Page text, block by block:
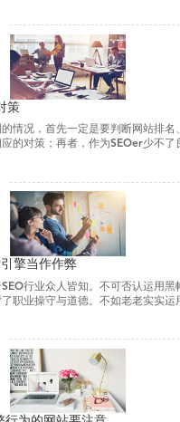
策
情况，首先一定是要判断网站排
的对策；再者，作为SEOer少不
擎当作作弊
行业众人皆知。不可否认运用
职业操守与道德。不如老老实实